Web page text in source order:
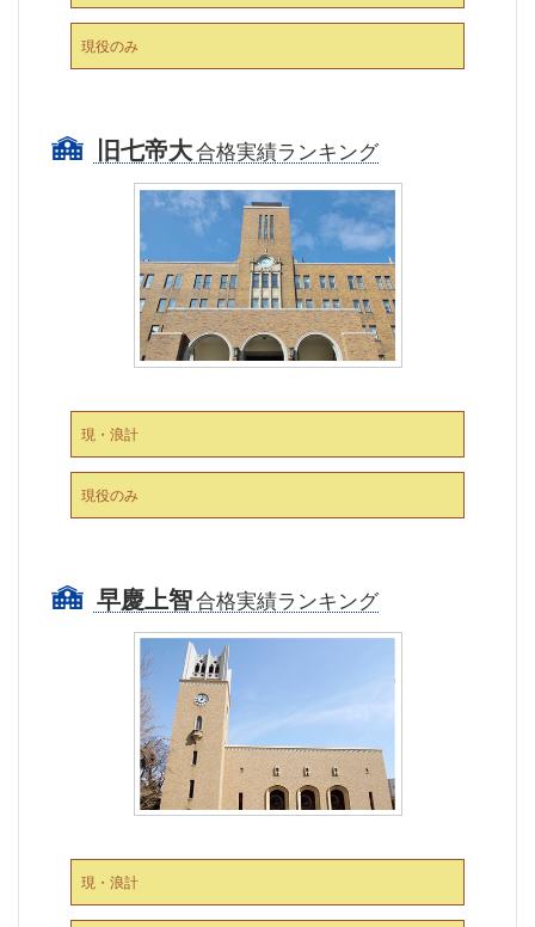
現役のみ
旧七帝大合格実績ランキング
現・浪計
現役のみ
早慶上智合格実績ランキング
現・浪計